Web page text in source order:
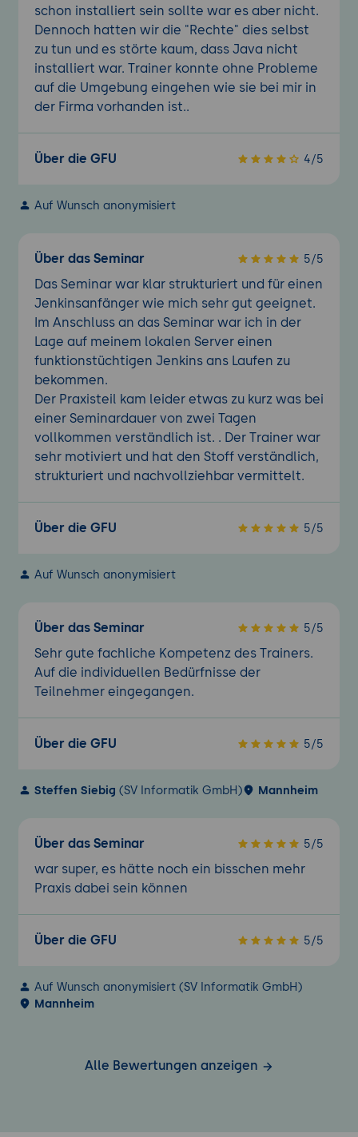
schon installiert sein sollte war es aber nicht.
Dennoch hatten wir die "Rechte" dies selbst
zu tun und es störte kaum, dass Java nicht
installiert war. Trainer konnte ohne Probleme
auf die Umgebung eingehen wie sie bei mir in
der Firma vorhanden ist..
Über die GFU 4/5
Auf Wunsch anonymisiert
Über das Seminar 5/5
Das Seminar war klar strukturiert und für einen
Jenkinsanfänger wie mich sehr gut geeignet.
Im Anschluss an das Seminar war ich in der
Lage auf meinem lokalen Server einen
funktionstüchtigen Jenkins ans Laufen zu
bekommen.
Der Praxisteil kam leider etwas zu kurz was bei
einer Seminardauer von zwei Tagen
vollkommen verständlich ist. . Der Trainer war
sehr motiviert und hat den Stoff verständlich,
strukturiert und nachvollziehbar vermittelt.
Über die GFU 5/5
Auf Wunsch anonymisiert
Über das Seminar 5/5
Sehr gute fachliche Kompetenz des Trainers.
Auf die individuellen Bedürfnisse der
Teilnehmer eingegangen.
Über die GFU 5/5
Steffen Siebig (SV Informatik GmbH) Mannheim
Über das Seminar 5/5
war super, es hätte noch ein bisschen mehr
Praxis dabei sein können
Über die GFU 5/5
Auf Wunsch anonymisiert (SV Informatik GmbH)
Mannheim
Alle Bewertungen anzeigen